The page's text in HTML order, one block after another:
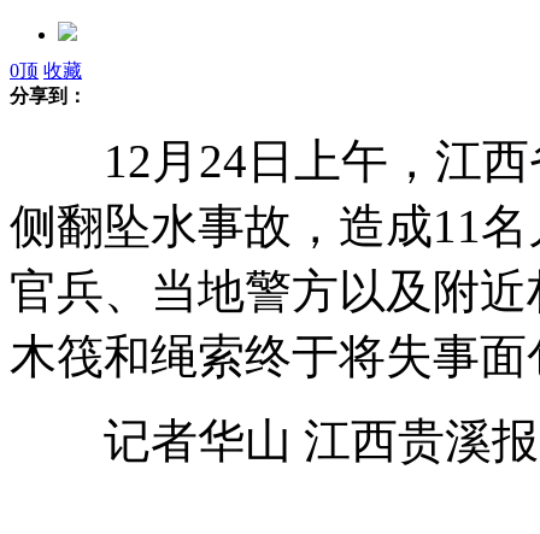
央行发行辽宁舰金银纪念币
19岁代课女教师举债坚守三人学校
美国犹他州为教师讲授枪支使用
世界最大最臭的花在巴西盛开
0顶 收藏
分享到：
12月24日上午，江西
侧翻坠水事故，造成11
官兵、当地警方以及附
木筏和绳索终于将失事
记者华山 江西贵溪